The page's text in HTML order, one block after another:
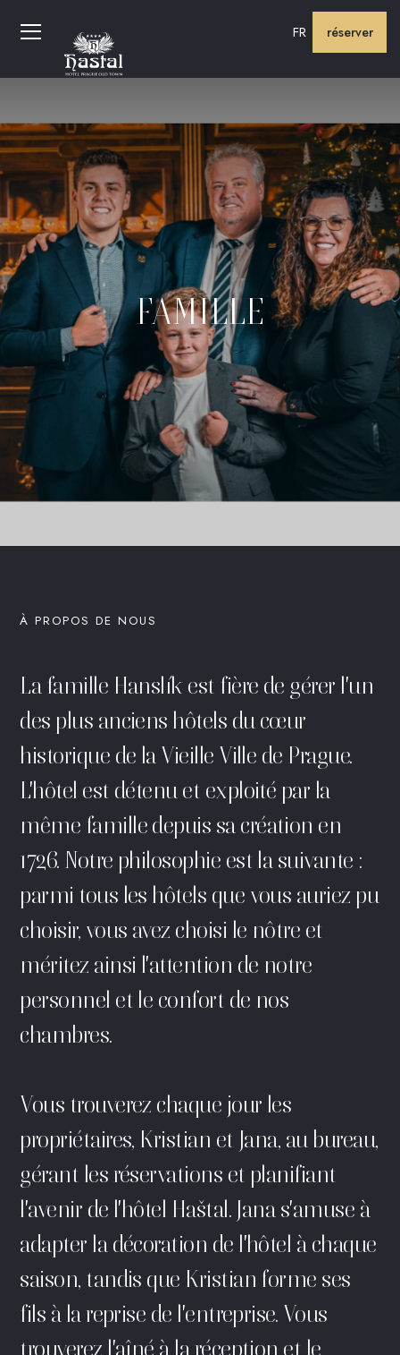
FR réserver
FAMILLE
À PROPOS DE NOUS
La famille Hanslík est fière de gérer l'un
des plus anciens hôtels du cœur
historique de la Vieille Ville de Prague.
L'hôtel est détenu et exploité par la
même famille depuis sa création en
1726. Notre philosophie est la suivante :
parmi tous les hôtels que vous auriez pu
choisir, vous avez choisi le nôtre et
méritez ainsi l'attention de notre
personnel et le confort de nos
chambres.
Vous trouverez chaque jour les
propriétaires, Kristian et Jana, au bureau,
gérant les réservations et planifiant
l'avenir de l'hôtel Haštal. Jana s'amuse à
adapter la décoration de l'hôtel à chaque
saison, tandis que Kristian forme ses
fils à la reprise de l'entreprise. Vous
trouverez l'aîné à la réception et le